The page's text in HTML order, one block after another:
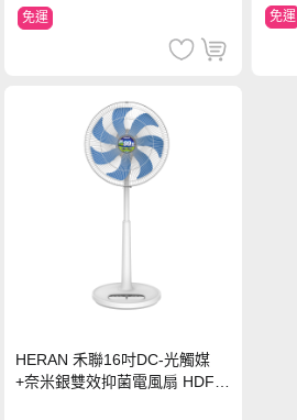
免運 免運
HERAN 禾聯16吋DC-光觸媒
+奈米銀雙效抑菌電風扇 HDF-1